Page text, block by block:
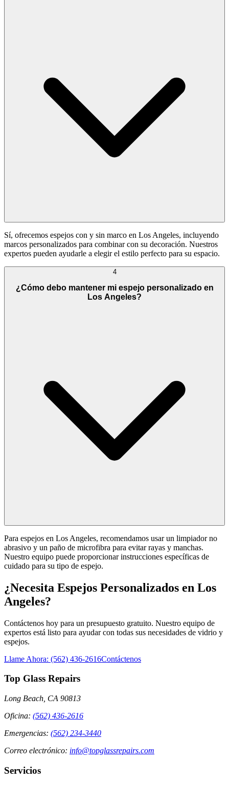
Sí, ofrecemos espejos con y sin marco en Los Angeles, incluyendo
marcos personalizados para combinar con su decoración. Nuestros
expertos pueden ayudarle a elegir el estilo perfecto para su espacio.
4
¿Cómo debo mantener mi espejo personalizado en
Los Angeles?
Para espejos en Los Angeles, recomendamos usar un limpiador no
abrasivo y un paño de microfibra para evitar rayas y manchas.
Nuestro equipo puede proporcionar instrucciones específicas de
cuidado para su tipo de espejo.
¿Necesita Espejos Personalizados en Los
Angeles?
Contáctenos hoy para un presupuesto gratuito. Nuestro equipo de
expertos está listo para ayudar con todas sus necesidades de vidrio y
espejos.
Llame Ahora: (562) 436-2616Contáctenos
Top Glass Repairs
Long Beach, CA 90813
Oficina: (562) 436-2616
Emergencias: (562) 234-3440
Correo electrónico: info@topglassrepairs.com
Servicios